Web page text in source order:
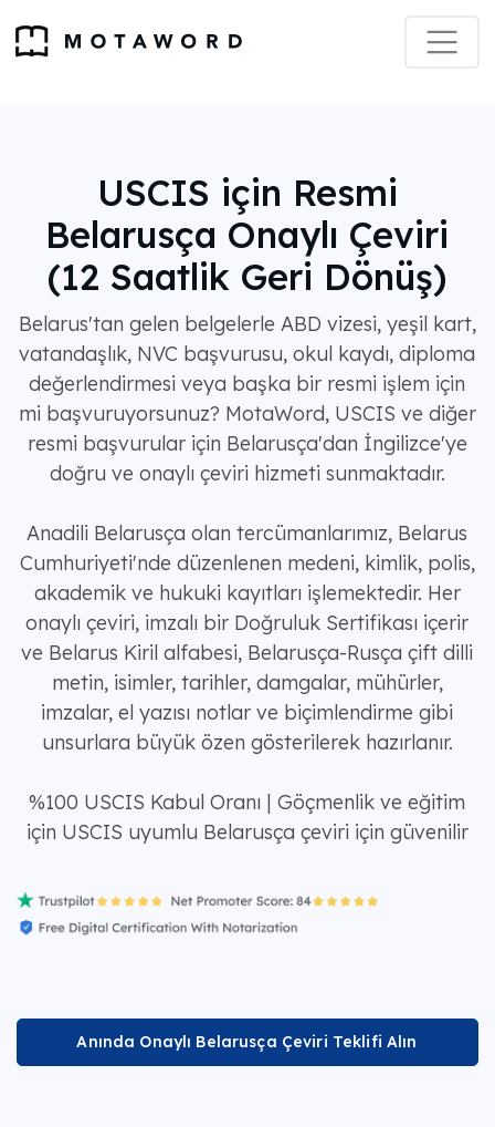
USCIS için Resmi
Belarusça Onaylı Çeviri
(12 Saatlik Geri Dönüş)
Belarus'tan gelen belgelerle ABD vizesi, yeşil kart,
vatandaşlık, NVC başvurusu, okul kaydı, diploma
değerlendirmesi veya başka bir resmi işlem için
mi başvuruyorsunuz? MotaWord, USCIS ve diğer
resmi başvurular için Belarusça'dan İngilizce'ye
doğru ve onaylı çeviri hizmeti sunmaktadır.
Anadili Belarusça olan tercümanlarımız, Belarus
Cumhuriyeti'nde düzenlenen medeni, kimlik, polis,
akademik ve hukuki kayıtları işlemektedir. Her
onaylı çeviri, imzalı bir Doğruluk Sertifikası içerir
ve Belarus Kiril alfabesi, Belarusça-Rusça çift dilli
metin, isimler, tarihler, damgalar, mühürler,
imzalar, el yazısı notlar ve biçimlendirme gibi
unsurlara büyük özen gösterilerek hazırlanır.
%100 USCIS Kabul Oranı | Göçmenlik ve eğitim
için USCIS uyumlu Belarusça çeviri için güvenilir
Anında Onaylı Belarusça Çeviri Teklifi Alın